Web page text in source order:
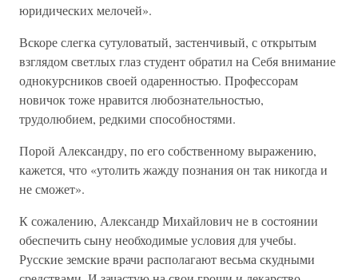
юридических мелочей».
Вскоре слегка сутуловатый, застенчивый, с открытым
взглядом светлых глаз студент обратил на Себя внимание
однокурсников своей одаренностью. Профессорам
новичок тоже нравится любознательностью,
трудолюбием, редкими способностями.
Порой Александру, по его собственному выражению,
кажется, что «утолить жажду познания он так никогда и
не сможет».
К сожалению, Александр Михайлович не в состоянии
обеспечить сыну необходимые условия для учебы.
Русские земские врачи располагают весьма скудными